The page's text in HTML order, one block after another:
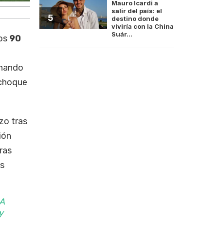
90
tras
5
Mauro Icardi a
salir del país: el
destino donde
viviría con la China
Suár...